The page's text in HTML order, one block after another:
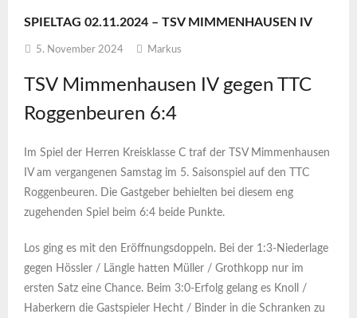
SPIELTAG 02.11.2024 – TSV MIMMENHAUSEN IV
5. November 2024 Markus
TSV Mimmenhausen IV gegen TTC
Roggenbeuren 6:4
Im Spiel der Herren Kreisklasse C traf der TSV Mimmenhausen
IV am vergangenen Samstag im 5. Saisonspiel auf den TTC
Roggenbeuren. Die Gastgeber behielten bei diesem eng
zugehenden Spiel beim 6:4 beide Punkte.
Los ging es mit den Eröffnungsdoppeln. Bei der 1:3-Niederlage
gegen Hössler / Längle hatten Müller / Grothkopp nur im
ersten Satz eine Chance. Beim 3:0-Erfolg gelang es Knoll /
Haberkern die Gastspieler Hecht / Binder in die Schranken zu